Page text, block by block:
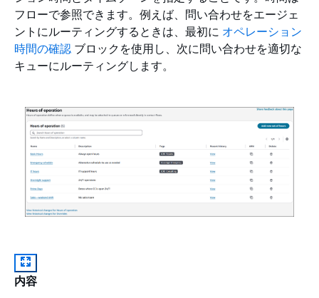
フローで参照できます。例えば、問い合わせをエージェ
ントにルーティングするときは、最初に オペレーション
時間の確認 ブロックを使用し、次に問い合わせを適切な
キューにルーティングします。
内容